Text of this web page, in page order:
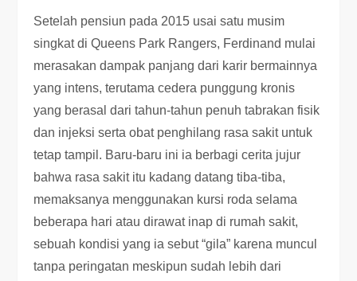
Setelah pensiun pada 2015 usai satu musim
singkat di Queens Park Rangers, Ferdinand mulai
merasakan dampak panjang dari karir bermainnya
yang intens, terutama cedera punggung kronis
yang berasal dari tahun-tahun penuh tabrakan fisik
dan injeksi serta obat penghilang rasa sakit untuk
tetap tampil. Baru-baru ini ia berbagi cerita jujur
bahwa rasa sakit itu kadang datang tiba-tiba,
memaksanya menggunakan kursi roda selama
beberapa hari atau dirawat inap di rumah sakit,
sebuah kondisi yang ia sebut “gila” karena muncul
tanpa peringatan meskipun sudah lebih dari